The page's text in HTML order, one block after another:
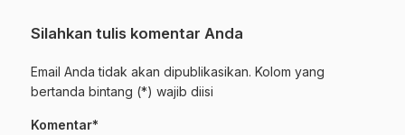
Silahkan tulis komentar Anda
Email Anda tidak akan dipublikasikan. Kolom yang
bertanda bintang (*) wajib diisi
Komentar*